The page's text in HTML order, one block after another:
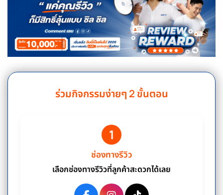
ร่วมกิจกรรมง่ายๆ 2 ขั้นตอน
1
ช่องทางรีวิว
เลือกช่องทางรีวิวที่ลูกค้าสะดวกได้เลย